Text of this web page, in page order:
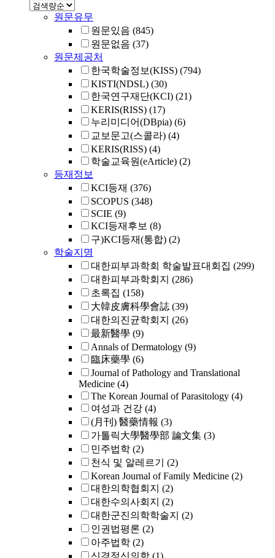
원문유무
원문있음 (845)
원문없음 (37)
원문제공처
한국학술정보(KISS) (794)
KISTI(NDSL) (30)
한국연구재단(KCI) (21)
KERIS(RISS) (17)
누리미디어(DBpia) (6)
교보문고(스콜라) (4)
KERIS(RISS) (4)
학술교육원(eArticle) (2)
등재정보
KCI등재 (376)
SCOPUS (348)
SCIE (9)
KCI등재후보 (8)
구)KCI등재(통합) (2)
학술지명
대한피부과학회 학술발표대회집 (299)
대한피부과학회지 (286)
초록집 (158)
大韓皮膚科學會誌 (39)
대한의진균학회지 (26)
最新醫學 (9)
Annals of Dermatology (9)
臨床藥學 (6)
Journal of Pathology and Translational
Medicine (4)
The Korean Journal of Parasitology (4)
여성과 건강 (4)
(月刊) 醫藥情報 (3)
가톨릭大學醫學部 論文集 (3)
민주법학 (2)
천식 및 알레르기
(2)
Korean Journal of Family Medicine (2)
대한의학협회지 (2)
대한수의사회지 (2)
대한군진의학학술지 (2)
인권법평론 (2)
아주법학 (2)
신경정신의학 (1)